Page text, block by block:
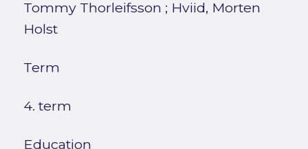
Tommy Thorleifsson ; Hviid, Morten
Holst
Term
4. term
Education